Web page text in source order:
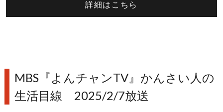
詳細はこちら
MBS『よんチャンTV』かんさい人の
生活目線 2025/2/7放送